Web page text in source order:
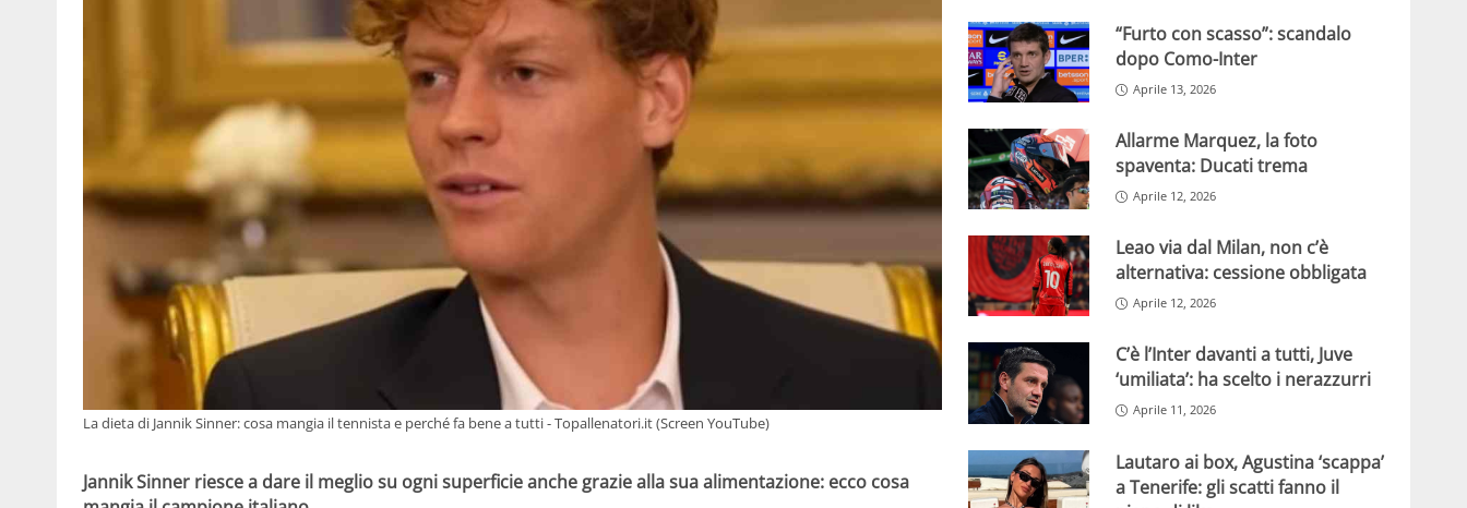
La dieta di Jannik Sinner: cosa mangia il tennista e perché fa bene a tutti - Topallenatori.it (Screen YouTube)
Jannik Sinner riesce a dare il meglio su ogni superficie anche grazie alla sua alimentazione: ecco cosa
“Furto con scasso”: scandalo
dopo Como-Inter
Aprile 13, 2026
Allarme Marquez, la foto
spaventa: Ducati trema
Aprile 12, 2026
Leao via dal Milan, non c’è
alternativa: cessione obbligata
Aprile 12, 2026
C’è l’Inter davanti a tutti, Juve
‘umiliata’: ha scelto i nerazzurri
Aprile 11, 2026
Lautaro ai box, Agustina ‘scappa’
a Tenerife: gli scatti fanno il